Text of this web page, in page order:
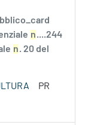
n....244
n. 20 del
PR